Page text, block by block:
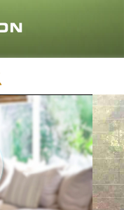
Czech
Turkish
सबै क्षेत्र /भाषा